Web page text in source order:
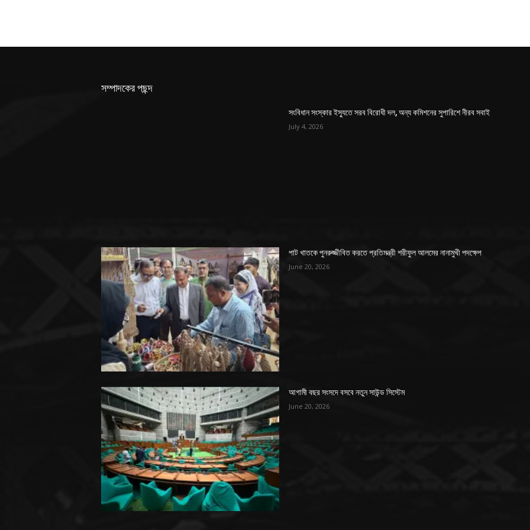
সম্পাদকের পছন্দ
সংবিধান সংস্কার ইস্যুতে সরব বিরোধী দল, অন্য কমিশনের সুপারিশে নীরব সবাই
July 4, 2026
পাট খাতকে পুনরুজ্জীবিত করতে প্রতিমন্ত্রী শরীফুল আলমের নানামুখী পদক্ষেপ
June 20, 2026
আগামী বছর সংসদে বসবে নতুন সাউন্ড সিস্টেম
June 20, 2026